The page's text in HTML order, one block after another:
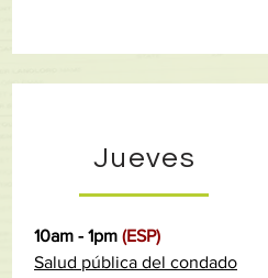
Jueves
10am - 1pm (ESP)
Salud pública del condado